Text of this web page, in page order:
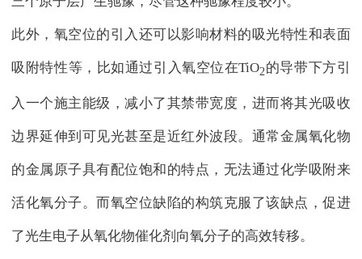
此外，氧空位的引入还可以影响材料的吸光特性和表面
吸附特性等，比如通过引入氧空位在TiO2的导带下方引
入一个施主能级，减小了其禁带宽度，进而将其光吸收
边界延伸到可见光甚至是近红外波段。通常金属氧化物
的金属原子具有配位饱和的特点，无法通过化学吸附来
活化氧分子。而氧空位缺陷的构筑克服了该缺点，促进
了光生电子从氧化物催化剂向氧分子的高效转移。